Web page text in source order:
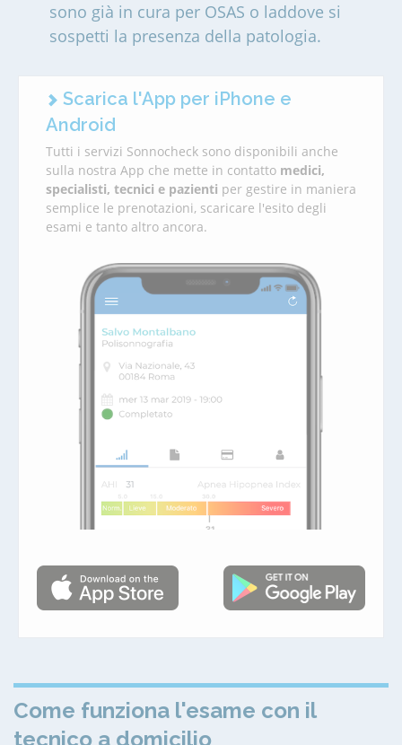
sono già in cura per OSAS o laddove si
sospetti la presenza della patologia.
Scarica l'App per iPhone e
Android
Tutti i servizi Sonnocheck sono disponibili anche
sulla nostra App che mette in contatto medici,
specialisti, tecnici e pazienti per gestire in maniera
semplice le prenotazioni, scaricare l'esito degli
esami e tanto altro ancora.
Come funziona l'esame con il
tecnico a domicilio